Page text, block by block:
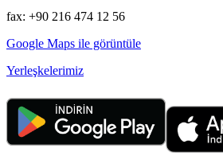
fax: +90 216 474 12 56
Google Maps ile görüntüle
Yerleşkelerimiz